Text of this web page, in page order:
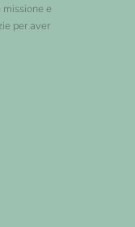
e
per aver